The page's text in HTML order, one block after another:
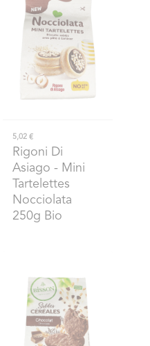
5,02 €
Rigoni Di
Asiago - Mini
Tartelettes
Nocciolata
250g Bio